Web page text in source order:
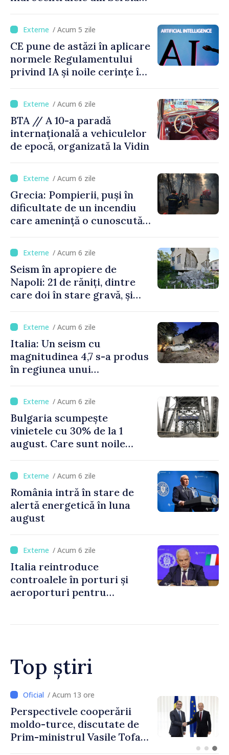
capacitate
/ Acum 5 zile
CE pune de astăzi în aplicare
normele Regulamentului
privind IA și noile cerințe în
/ Acum 6 zile
BTA // A 10-a paradă
internațională a vehiculelor
de epocă, organizată la Vidin
/ Acum 6 zile
Grecia: Pompierii, puși în
dificultate de un incendiu
care amenință o cunoscută
/ Acum 6 zile
Seism în apropiere de
Napoli: 21 de răniți, dintre
care doi în stare gravă, și
/ Acum 6 zile
Italia: Un seism cu
magnitudinea 4,7 s-a produs
în regiunea unui
de Napoli
/ Acum 6 zile
Bulgaria scumpește
vinietele cu 30% de la 1
august. Care sunt noile
/ Acum 6 zile
România intră în stare de
alertă energetică în luna
august
/ Acum 6 zile
Italia reintroduce
controalele în porturi și
aeroporturi pentru
Top știri
/ Acum 10 ore
Forumul Diasporei //
Republica Moldova,
promovată în Elveția prin